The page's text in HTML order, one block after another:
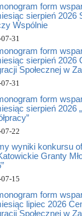
form
sierpień 2026
Wspólnie
31
form
sierpień 2026
Społecznej w
31
form
sierpień 2026
22
wyniki konkursu
Granty
15
form
lipiec 2026
Społecznej w